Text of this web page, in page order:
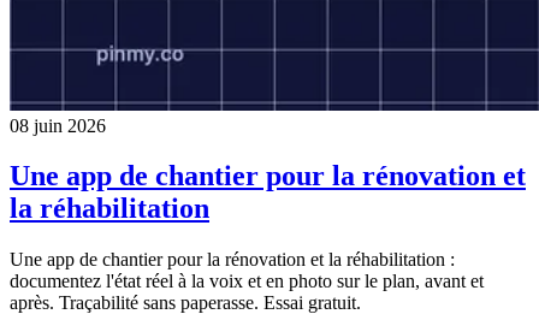
08 juin 2026
Une app de chantier pour la rénovation et
la réhabilitation
Une app de chantier pour la rénovation et la réhabilitation :
documentez l'état réel à la voix et en photo sur le plan, avant et
après. Traçabilité sans paperasse. Essai gratuit.